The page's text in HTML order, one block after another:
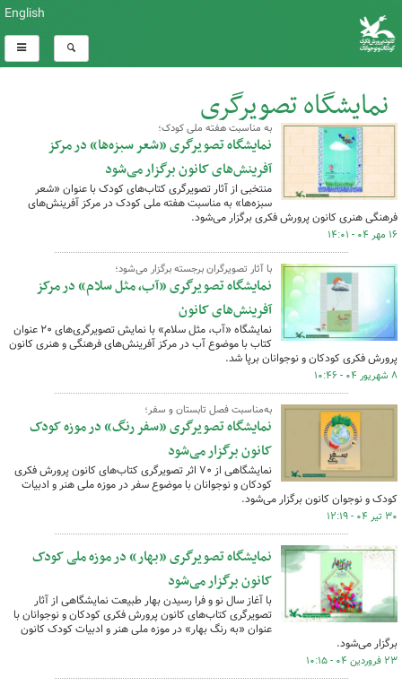
English
نمایشگاه تصویرگری
کل اخبار:8
به مناسبت هفته ملی کودک؛
نمایشگاه تصویرگری «شعر سبزه‌ها» در مرکز
آفرینش‌های کانون برگزار می‌شود
منتخبی از آثار تصویرگری کتاب‌های کودک با عنوان «شعر
سبزه‌ها» به مناسبت هفته ملی کودک در مرکز آفرینش‌های
فرهنگی ‌هنری کانون پرورش فکری برگزار می‌شود.
۱۶ مهر ۰۴ - ۱۴:۰۱
با آثار تصویرگران برجسته برگزار می‌شود؛
نمایشگاه تصویرگری «آب، مثل سلام» در مرکز
آفرینش‌های کانون
نمایشگاه «آب، مثل سلام» با نمایش تصویرگری‌های ۲۰ عنوان
کتاب با موضوع آب در مرکز آفرینش‌های فرهنگی و هنری کانون
پرورش فکری کودکان و نوجوانان برپا شد.
۸ شهریور ۰۴ - ۱۰:۴۶
به‌مناسبت فصل تابستان و سفر؛
نمایشگاه تصویرگری «سفر رنگ» در موزه کودک
کانون برگزار می‌شود
نمایشگاهی از ۷۰ اثر تصویرگری کتاب‌های کانون پرورش فکری
کودکان و نوجوانان با موضوع سفر در موزه ملی هنر و ادبیات
کودک و نوجوان کانون برگزار می‌شود.
۳۰ تیر ۰۴ - ۱۲:۱۹
نمایشگاه تصویرگری «بهار» در موزه ملی کودک
کانون برگزار می‌شود
با آغاز سال نو و فرا رسیدن بهار طبیعت نمایشگاهی از آثار
تصویرگری کتاب‌های کانون پرورش فکری کودکان و نوجوانان با
عنوان «به رنگ بهار» در موزه ملی هنر و ادبیات کودک کانون
برگزار می‌شود.
۲۳ فروردین ۰۴ - ۱۰:۱۵